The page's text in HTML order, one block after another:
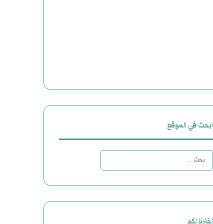
ابحث في الموقع
اخترنا لكم